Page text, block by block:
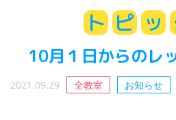
ト ピ ッ
10月１日からのレ
2021.09.29 全教室 お知らせ